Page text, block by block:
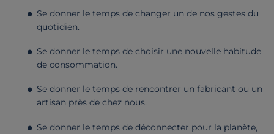
Se donner le temps de changer un de nos gestes du
quotidien.
Se donner le temps de choisir une nouvelle habitude
de consommation.
Se donner le temps de rencontrer un fabricant ou un
artisan près de chez nous.
Se donner le temps de déconnecter pour la planète,